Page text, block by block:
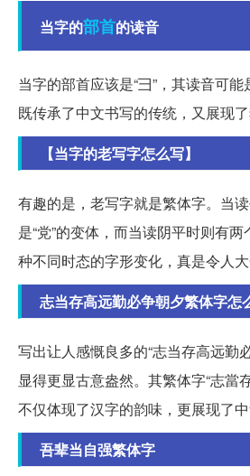
当字的部首的读音
当字的部首应该是“彐”，其读音可能
既传承了中文书写的传统，又展现了
【当字的老写字怎么写】
有趣的是，老写字就是繁体字。当
是“党”的变体，而当读阴平时则有
种不同时态的字形变化，真是令人大
志当存高远勤必争朝夕繁体字怎
写出让人感慨良多的“志当存高远勤
显得更显古意盎然。其繁体字“志當
不仅体现了汉字的韵味，更展现了中
吾辈当自强繁体字